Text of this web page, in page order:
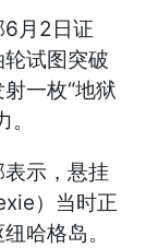
月2日证
试图突破
一枚“地狱
示，悬挂
）当时正
哈格岛。